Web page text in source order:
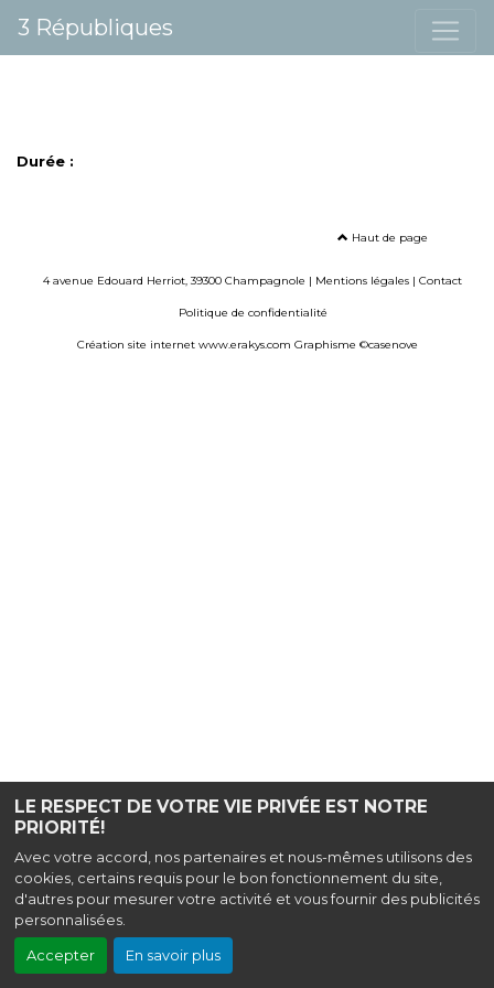
LE RESPECT DE VOTRE VIE PRIVÉE EST NOTRE
PRIORITÉ!
Avec votre accord, nos partenaires et nous-mêmes utilisons des
cookies, certains requis pour le bon fonctionnement du site,
d'autres pour mesurer votre activité et vous fournir des publicités
personnalisées.
Accepter En savoir plus
3 Républiques
Durée :
Haut de page
4 avenue Edouard Herriot, 39300 Champagnole | Mentions légales | Contact
Politique de confidentialité
Création site internet www.erakys.com Graphisme ©casenove